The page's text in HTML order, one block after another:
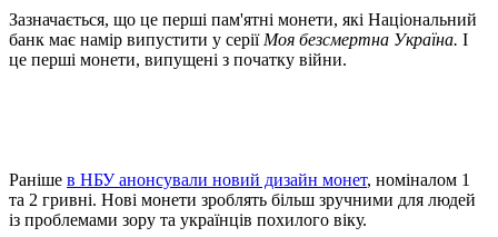
Зазначається, що це перші пам'ятні монети, які Національний
банк має намір випустити у серії Моя безсмертна Україна. І
це перші монети, випущені з початку війни.
Раніше в НБУ анонсували новий дизайн монет, номіналом 1
та 2 гривні. Нові монети зроблять більш зручними для людей
із проблемами зору та українців похилого віку.